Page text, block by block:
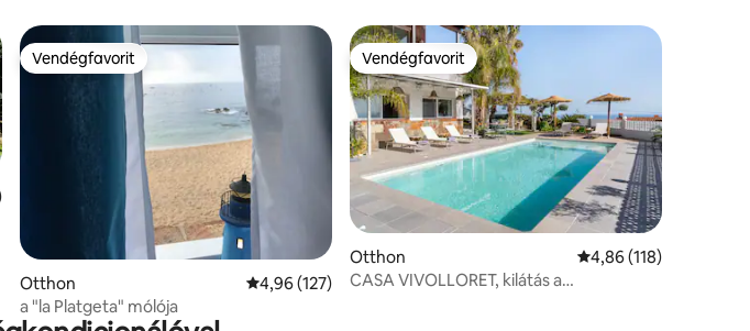
5/4,89, 179 vélemény
Vendégfavorit
Vendégfavorit
Otthon Átlagos értékelés: 5/4,96, 127 vélemény
4,96 (127)
a "la Platgeta" mólója
Vendégfavorit
Vendégfavorit
Otthon Átlagos értékelés: 5/
4,86 (118)
CASA VIVOLLORET, kilátás a